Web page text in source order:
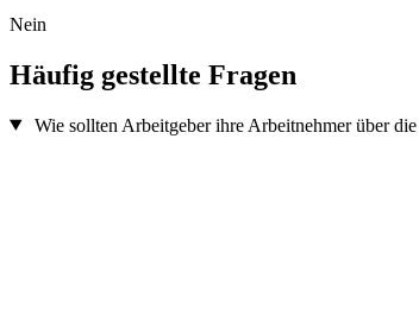
Nein
Häufig gestellte Fragen
Wie sollten Arbeitgeber ihre Arbeitnehmer über